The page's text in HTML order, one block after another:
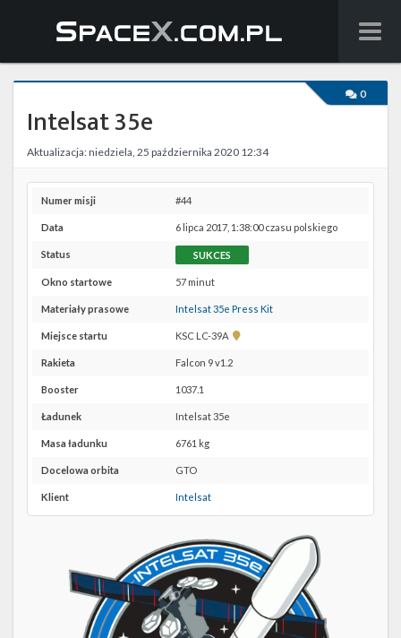
Wiadomości
Baza wiedzy
Starlink
Starship
Na żywo
Facebook
Kalendarze
0
Intelsat 35e
Aktualizacja: niedziela, 25 października 2020 12:34
Numer misji #44
Data 6 lipca 2017, 1:38:00 czasu polskiego
Status SUKCES
Okno startowe 57 minut
Materiały prasowe Intelsat 35e Press Kit
Miejsce startu KSC LC-39A
Pokaż
Rakieta Falcon 9 v1.2
Booster 1037.1
Ładunek Intelsat 35e
Masa ładunku 6761 kg
Docelowa orbita GTO
Klient Intelsat